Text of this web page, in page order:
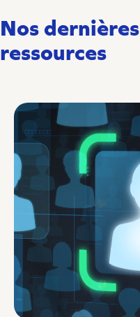
Nos dernières
ressources